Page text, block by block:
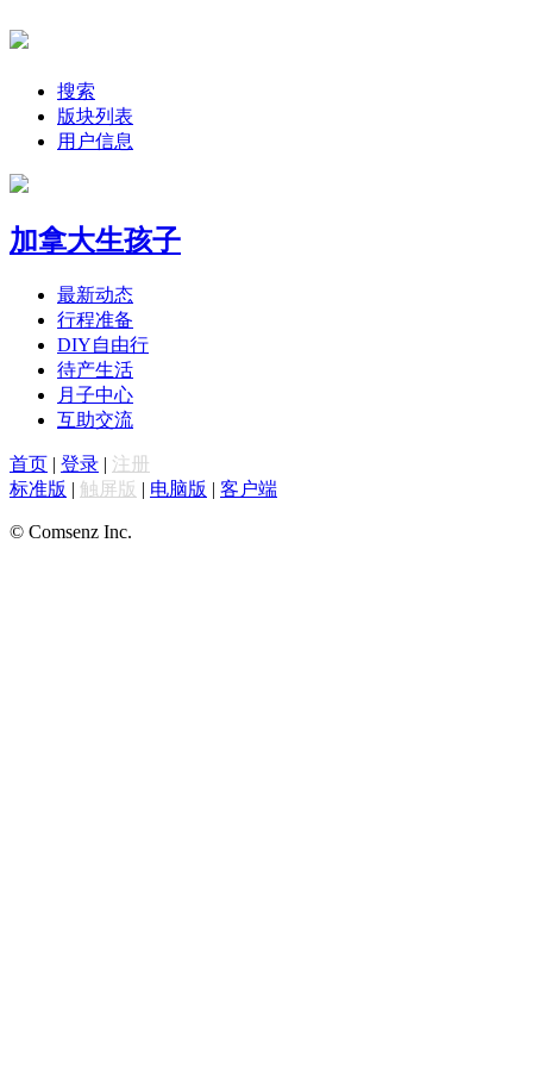
搜索
版块列表
用户信息
加拿大生孩子
最新动态
行程准备
DIY自由行
待产生活
月子中心
互助交流
首页 | 登录 | 注册
标准版 | 触屏版 | 电脑版 | 客户端
© Comsenz Inc.